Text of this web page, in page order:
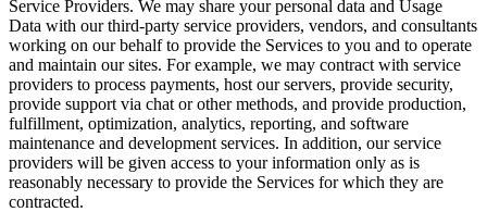
Service Providers. We may share your personal data and Usage
Data with our third-party service providers, vendors, and consultants
working on our behalf to provide the Services to you and to operate
and maintain our sites. For example, we may contract with service
providers to process payments, host our servers, provide security,
provide support via chat or other methods, and provide production,
fulfillment, optimization, analytics, reporting, and software
maintenance and development services. In addition, our service
providers will be given access to your information only as is
reasonably necessary to provide the Services for which they are
contracted.